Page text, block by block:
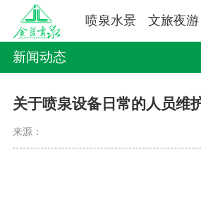
喷泉水景 文旅夜游
新闻动态
关于喷泉设备日常的人员维
来源：